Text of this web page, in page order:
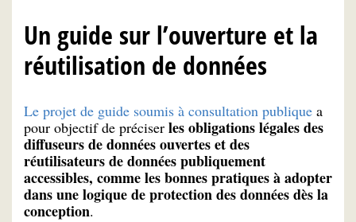
Un guide sur l’ouverture et la
réutilisation de données
Le projet de guide soumis à consultation publique a
pour objectif de préciser les obligations légales des
diffuseurs de données ouvertes et des
réutilisateurs de données publiquement
accessibles, comme les bonnes pratiques à adopter
dans une logique de protection des données dès la
conception.